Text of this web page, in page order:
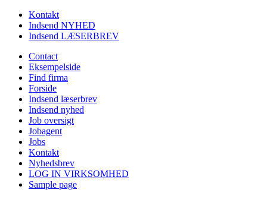
Kontakt
Indsend NYHED
Indsend LÆSERBREV
Contact
Eksempelside
Find firma
Forside
Indsend læserbrev
Indsend nyhed
Job oversigt
Jobagent
Jobs
Kontakt
Nyhedsbrev
LOG IN VIRKSOMHED
Sample page